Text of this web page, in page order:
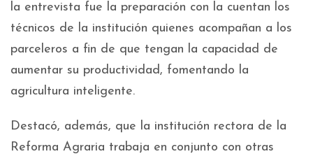
la entrevista fue la preparación con la cuentan los
técnicos de la institución quienes acompañan a los
parceleros a fin de que tengan la capacidad de
aumentar su productividad, fomentando la
agricultura inteligente.
Destacó, además, que la institución rectora de la
Reforma Agraria trabaja en conjunto con otras